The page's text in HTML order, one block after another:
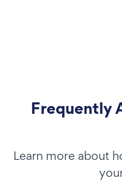
Frequently
Learn more about